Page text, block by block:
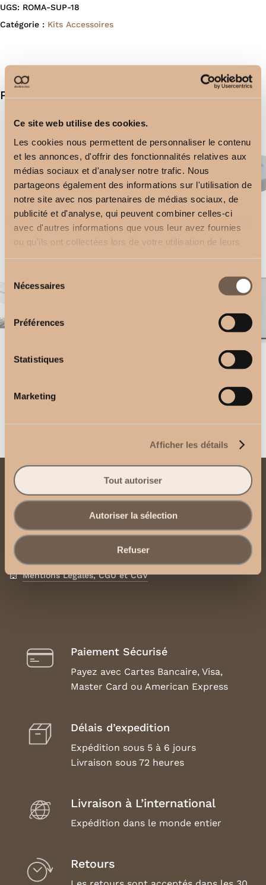
Ce site web utilise des cookies.
Les cookies nous permettent de personnaliser le contenu
et les annonces, d'offrir des fonctionnalités relatives aux
médias sociaux et d'analyser notre trafic. Nous
partageons également des informations sur l'utilisation de
notre site avec nos partenaires de médias sociaux, de
publicité et d'analyse, qui peuvent combiner celles-ci
avec d'autres informations que vous leur avez fournies
ou qu'ils ont collectées lors de votre utilisation de leurs
Nécessaires
Préférences
Statistiques
Marketing
Afficher les détails
Tout autoriser
Autoriser la sélection
Refuser
UGS: ROMA-SUP-18
Catégorie : Kits Accessoires
Produits similaires
Support Mur 11 cm
3,00€
Plafond
2,50€
Télécommande 1 canal
Envoyez-nous un email
Contactez-nous via WhatsApp
Mentions Légales, CGU et CGV
Paiement Sécurisé
Payez avec Cartes Bancaire, Visa,
Master Card ou American Express
Délais d’expedition
Expédition sous 5 à 6 jours
Livraison sous 72 heures
Livraison à L’international
Expédition dans le monde entier
Retours